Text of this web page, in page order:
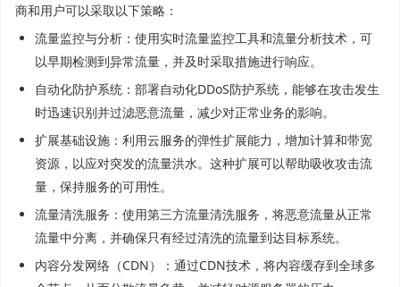
商和用户可以采取以下策略：
流量监控与分析：使用实时流量监控工具和流量分析技术，可
以早期检测到异常流量，并及时采取措施进行响应。
自动化防护系统：部署自动化DDoS防护系统，能够在攻击发生
时迅速识别并过滤恶意流量，减少对正常业务的影响。
扩展基础设施：利用云服务的弹性扩展能力，增加计算和带宽
资源，以应对突发的流量洪水。这种扩展可以帮助吸收攻击流
量，保持服务的可用性。
流量清洗服务：使用第三方流量清洗服务，将恶意流量从正常
流量中分离，并确保只有经过清洗的流量到达目标系统。
内容分发网络（CDN）：通过CDN技术，将内容缓存到全球多